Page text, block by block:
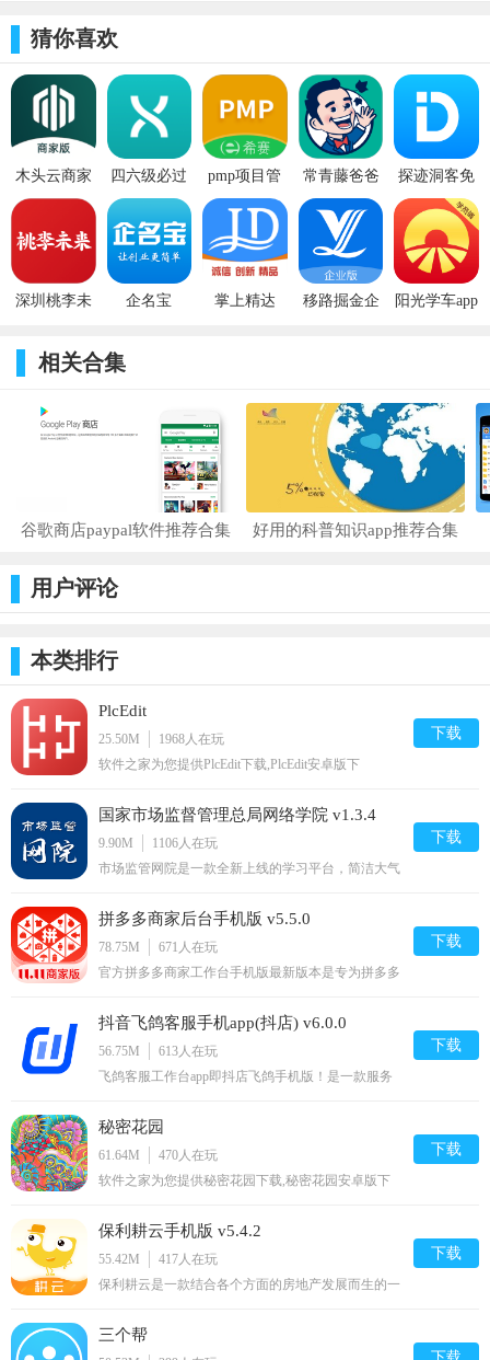
【口语考试】
如果你在为雅思/托福/中高级口译等口语相关的考试，选一个
优秀的口语老师，让你的努力能够事半功倍。
【多元化的外教】
Cambly的外教来自英美澳加，背景多元，既有持有教师资格
证书的专职外教，也有雅思考官，大学面试官，美国飞行员，英
国的歌词作家，大学细胞生物学教授等。在Cambly，不仅仅是英
文口语的提升，更是全球文化碰撞的乐园。
v5.4.2更新内容：
1. 新增“我的”-“发现”入口，好玩功能等你探索
改变 从说好一口流利英语开始。
v4.1.8更新内容：
2. 增加新用户明示获取摄像头和录音功能的原因和要求；
3. 增加账户编辑功能；
v4.1.5更新内容：
2.增加新用户明示获取摄像头和录音功能的原因和要求；
3.增加账户编辑功能；
4.增加用户删除和注销账号功能；
5.修复Agora部分功能；
1.视频分享暂时还未启动，但是学生可以看到外教在上课过程
中的板书，但自己不能对课件进行操作；
候也会采用新的上课界面。
猜你喜欢
木头云商家
版 v2.7.0
四六级必过
pmp项目管
理助手
常青藤爸爸
早教app
v5.3.0
探迹洞客免
费版 v3.7.8
深圳桃李未
企名宝
掌上精达
移路掘金企
阳光学车app
相关合集
谷歌商店paypal软件推荐合集 好用的科普知识app推荐合集
用户评论
本类排行
PlcEdit
25.50M 1968人在玩
软件之家为您提供PlcEdit下载,PlcEdit安卓版下
下载
国家市场监督管理总局网络学院 v1.3.4
9.90M 1106人在玩
市场监管网院是一款全新上线的学习平台，简洁大气
的学习各种优质课程还有模拟考试查看自己的学习成
果，软件功能多多上手容易值得一试。需要的朋友赶
紧来下载吧！国家
下载
拼多多商家后台手机版 v5.5.0
78.75M 671 人在玩
官方拼多多商家工作台手机版最新版本是专为拼多多
货、处理订单、联系客户更方便；如果你想在拼多多
上面开店，也是要用到这个app的。拼多多商家官网
简介【拼多多商家版
下载
抖音飞鸽客服手机app(抖店) v6.0.0
56.75M 613人在玩
飞鸽客服工作台app即抖店飞鸽手机版！是一款服务
存管理等高效率管店功能。商家除了可以轻松打理电
商店铺外，还可以在线学习如何开店、销售产品等精
品课程内容。欢迎
下载
秘密花园
61.64M 470人在玩
软件之家为您提供秘密花园下载,秘密花园安卓版下
下载
保利耕云手机版 v5.4.2
55.42M 417人在玩
保利耕云是一款结合各个方面的房地产发展而生的一
队，让管理团队可以更好的针对市场做出一些科学的
管理制度，让公司发展的更加蓬勃。软件界面简洁，
下载
三个帮